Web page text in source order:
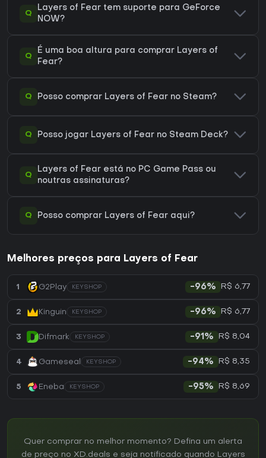
Q
Layers of Fear tem suporte para GeForce
NOW?
Q
É uma boa altura para comprar Layers of
Fear?
Q Posso comprar Layers of Fear no Steam?
Q Posso jogar Layers of Fear no Steam Deck?
Q
Layers of Fear está no PC Game Pass ou
noutras assinaturas?
Q Posso comprar Layers of Fear aqui?
Melhores preços para Layers of Fear
1 G2Play KEYSHOP -96% R$ 6,77
2 Kinguin KEYSHOP -96% R$ 6,77
3 Difmark KEYSHOP -91% R$ 8,04
4 Gameseal KEYSHOP -94% R$ 8,35
5 Eneba KEYSHOP -95% R$ 8,69
Quer comprar no melhor momento? Defina um alerta
de preço no XD.deals e seja notificado quando Layers